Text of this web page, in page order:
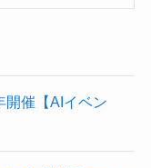
開催【AIイベン